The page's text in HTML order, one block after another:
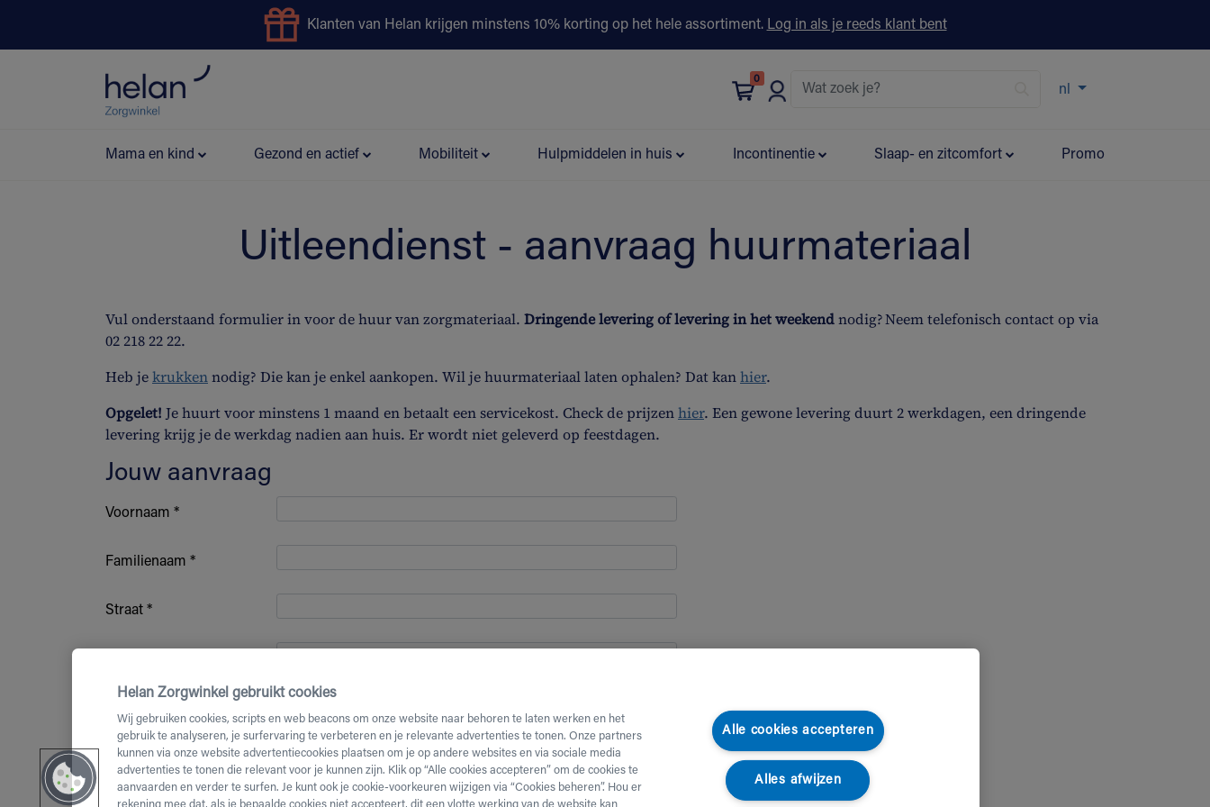
Klanten van Helan krijgen minstens 10% korting op het hele assortiment. Log in als je reeds klant bent
0
nl
Mama en kind Gezond en actief Mobiliteit Hulpmiddelen in huis Incontinentie Slaap- en zitcomfort Promo
Uitleendienst - aanvraag huurmateriaal
Vul onderstaand formulier in voor de huur van zorgmateriaal. Dringende levering of levering in het weekendnodig? Neem telefonisch contact op via
02 218 22 22.
Heb jekrukkennodig? Die kan je enkel aankopen. Wil je huurmateriaal laten ophalen? Dat kanhier.
Opgelet! Je huurt voor minstens 1 maand en betaalt een servicekost. Check de prijzenhier. Een gewone levering duurt 2 werkdagen, een dringende
levering krijg je de werkdag nadien aan huis. Er wordt niet geleverd op feestdagen.
Jouw aanvraag
Voornaam *
Familienaam *
Straat *
Postcode *
Helan Zorgwinkel gebruikt cookies
Wij gebruiken cookies, scripts en web beacons om onze website naar behoren te laten werken en het
gebruik te analyseren, je surfervaring te verbeteren en je relevante advertenties te tonen. Onze partners
kunnen via onze website advertentiecookies plaatsen om je op andere websites en via sociale media
advertenties te tonen die relevant voor je kunnen zijn. Klik op “Alle cookies accepteren” om de cookies te
aanvaarden en verder te surfen. Je kunt ook je cookie-voorkeuren wijzigen via “Cookies beheren”. Hou er
Alle cookies accepteren
Alles afwijzen